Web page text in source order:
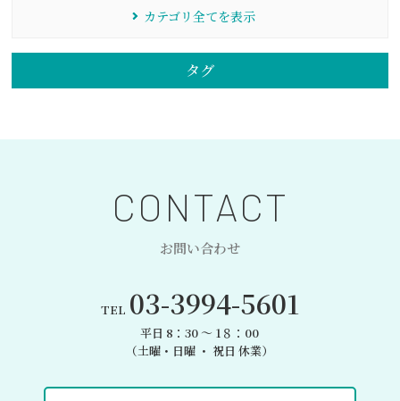
カテゴリ全てを表示
タグ
CONTACT
お問い合わせ
TEL 03-3994-5601
平日 8：30 〜 1８：00
（土曜・日曜 ・ 祝日 休業）